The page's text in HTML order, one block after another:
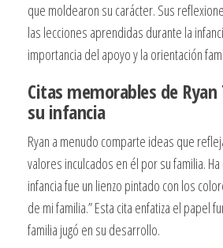
que moldearon su carácter. Sus
las lecciones aprendidas durante la
importancia del apoyo y la orientación
Citas memorables de
su infancia
Ryan a menudo comparte ideas que
valores inculcados en él por su familia.
infancia fue un lienzo pintado con los
de mi familia.” Esta cita enfatiza el papel
familia jugó en su desarrollo.